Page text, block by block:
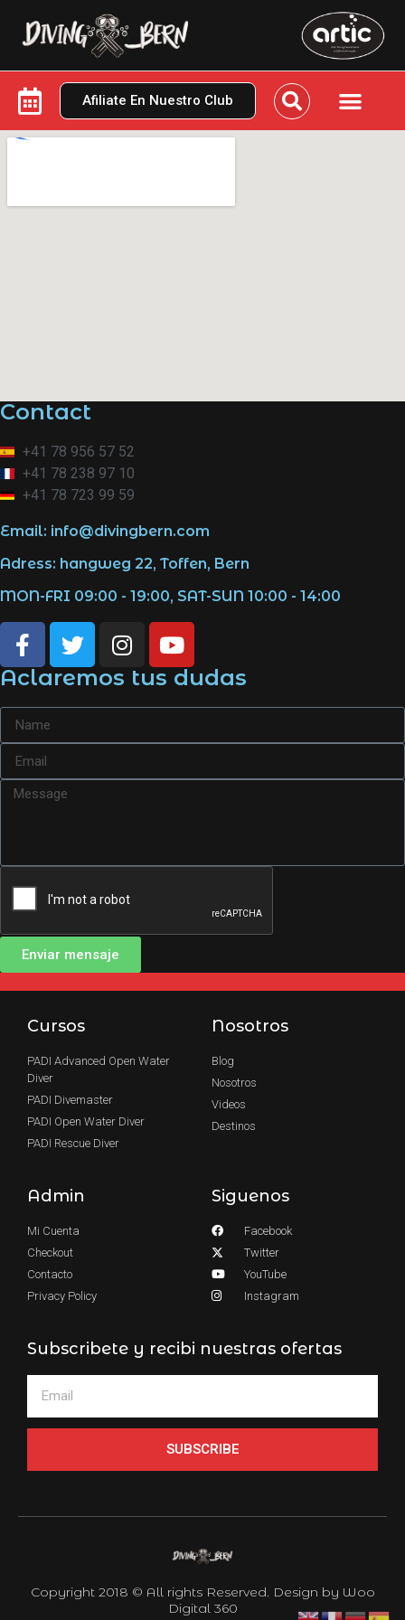
Afiliate En Nuestro Club
Contact
+41 78 956 57 52
+41 78 238 97 10
+41 78 723 99 59
Email: info@divingbern.com
Adress: hangweg 22, Toffen, Bern
MON-FRI 09:00 - 19:00, SAT-SUN 10:00 - 14:00
Aclaremos tus dudas
Enviar mensaje
Cursos
PADI Advanced Open Water
Diver
PADI Divemaster
PADI Open Water Diver
PADI Rescue Diver
Nosotros
Blog
Nosotros
Videos
Destinos
Admin
Mi Cuenta
Checkout
Contacto
Privacy Policy
Siguenos
Facebook
Twitter
YouTube
Instagram
Subscribete y recibi nuestras ofertas
SUBSCRIBE
Copyright 2018 © All rights Reserved. Design by Woo
Digital 360